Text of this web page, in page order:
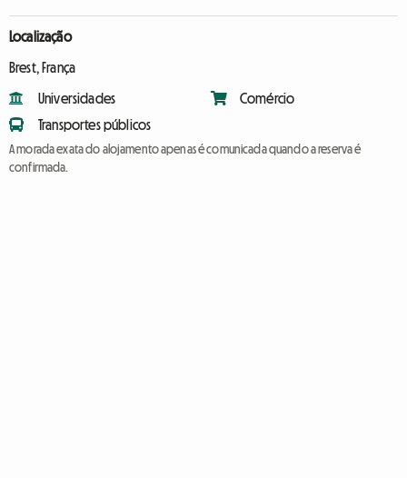
Localização
Brest, França
Universidades
Transportes públicos
Comércio
A morada exata do alojamento apenas é comunicada quando a reserva é
confirmada.